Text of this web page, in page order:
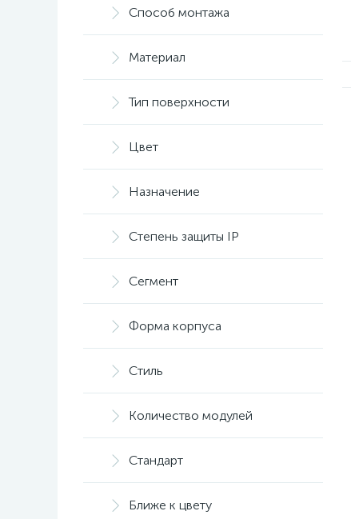
радио
таймеры
ТВ розетки
телефон + интернет
телефонные розетки 10
терморегуляторы
Способ монтажа
Материал
Тип поверхности
Цвет
Назначение
Степень защиты IP
Сегмент
Форма корпуса
Стиль
Количество модулей
Стандарт
Ближе к цвету